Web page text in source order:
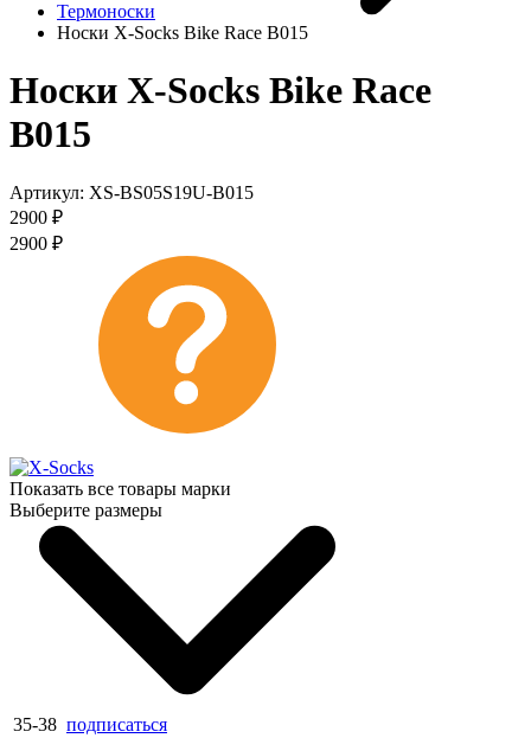
Термоноски
Носки X-Socks Bike Race B015
Носки X-Socks Bike Race
B015
Артикул: XS-BS05S19U-B015
2900 ₽
2900 ₽
Показать все товары марки
Выберите размеры
35-38 подписаться